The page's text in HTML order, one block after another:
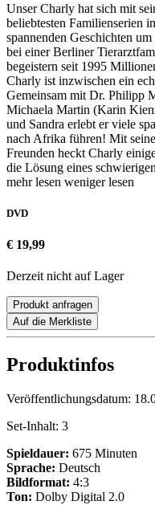
Unser Charly hat sich mit
beliebtesten Familienserien
spannenden Geschichten
bei einer Berliner
begeistern seit 1995
Charly ist inzwischen ein
Gemeinsam mit Dr. Philipp
Michaela Martin (Karin
und Sandra erlebt er viele
nach Afrika führen! Mit
Freunden heckt Charly
die Lösung eines
mehr lesen weniger lesen
DVD
€ 19,99
Derzeit nicht auf Lager
Produkt anfragen
Auf die Merkliste
Produktinfos
Veröffentlichungsdatum:
Set-Inhalt: 3
Spieldauer: 675 Minuten
Sprache: Deutsch
Bildformat: 4:3
Ton: Dolby Digital 2.0